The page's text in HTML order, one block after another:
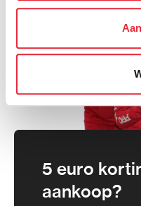
We werken samen met
kunnen ontvangen en
5 euro
aankoop?